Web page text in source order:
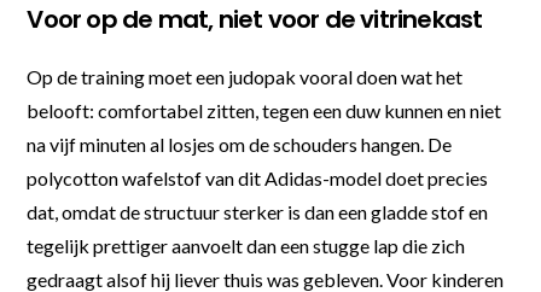
Voor op de mat, niet voor de vitrinekast
Op de training moet een judopak vooral doen wat het
belooft: comfortabel zitten, tegen een duw kunnen en niet
na vijf minuten al losjes om de schouders hangen. De
polycotton wafelstof van dit Adidas-model doet precies
dat, omdat de structuur sterker is dan een gladde stof en
tegelijk prettiger aanvoelt dan een stugge lap die zich
gedraagt alsof hij liever thuis was gebleven. Voor kinderen